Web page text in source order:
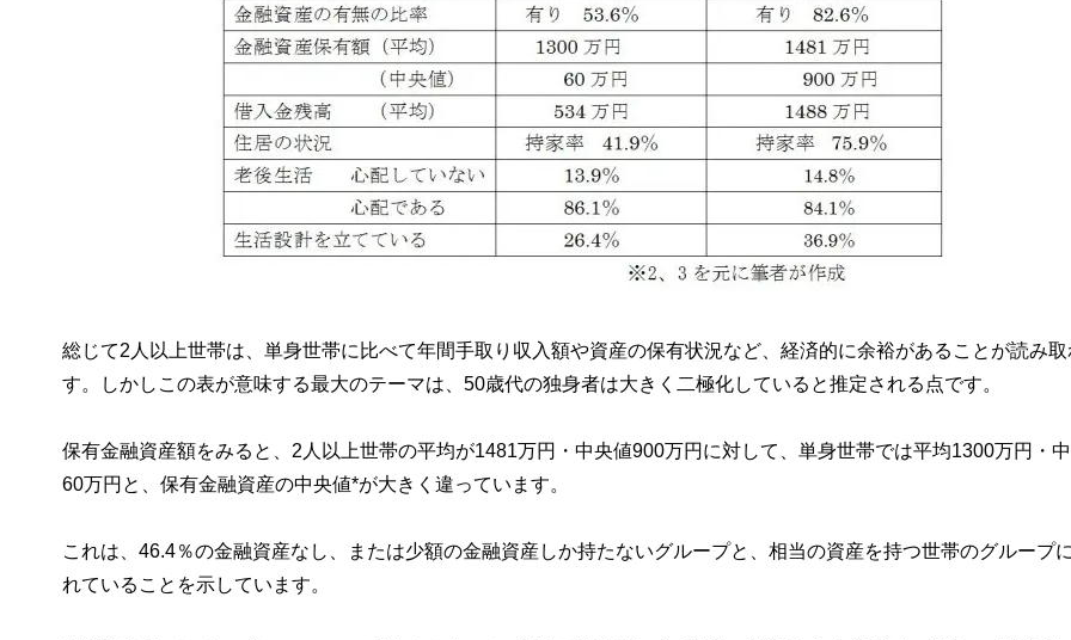
総じて2人以上世帯は、単身世帯に比べて年間手取り収入額や資産の保有状況など、経済的に余裕があることが読み取
す。しかしこの表が意味する最大のテーマは、50歳代の独身者は大きく二極化していると推定される点です。
保有金融資産額をみると、2人以上世帯の平均が1481万円・中央値900万円に対して、単身世帯では平均1300万円・
60万円と、保有金融資産の中央値*が大きく違っています。
これは、46.4％の金融資産なし、または少額の金融資産しか持たないグループと、相当の資産を持つ世帯のグループ
れていることを示しています。